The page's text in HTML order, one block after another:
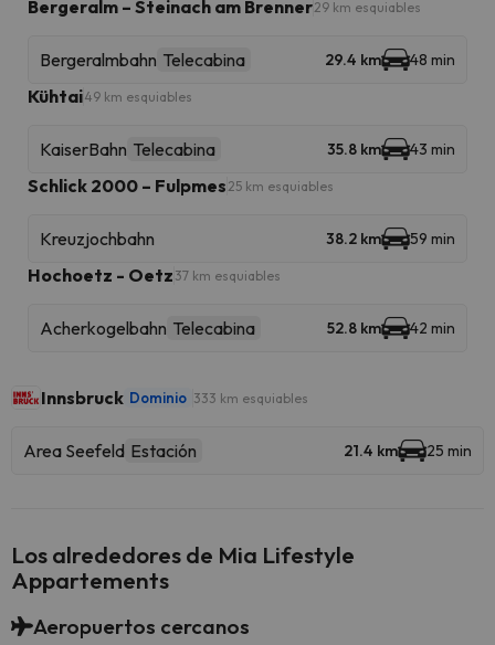
Bergeralm – Steinach am Brenner29 km esquiables
Bergeralmbahn Telecabina 29.4 km 48 min
Kühtai49 km esquiables
KaiserBahn Telecabina 35.8 km 43 min
Schlick 2000 – Fulpmes 25 km esquiables
Kreuzjochbahn 38.2 km 59 min
Hochoetz - Oetz 37 km esquiables
Acherkogelbahn Telecabina 52.8 km 42 min
Innsbruck Dominio 333 km esquiables
Area Seefeld Estación 21.4 km 25 min
Los alrededores de Mia Lifestyle
Appartements
Aeropuertos cercanos